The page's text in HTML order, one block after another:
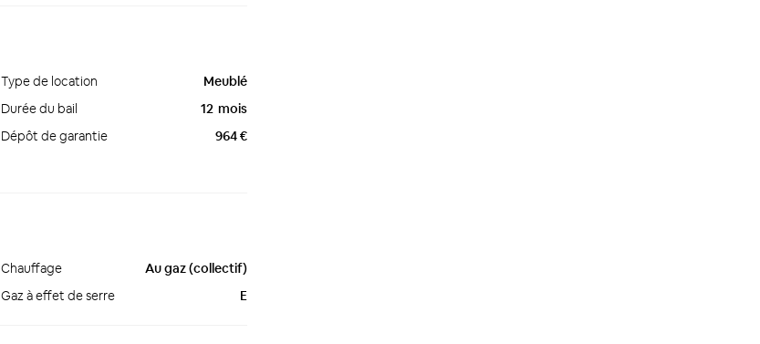
Type de location
Meublé
Durée du bail 12 mois
Dépôt de garantie
964 €
Chauffage
Au gaz (collectif)
Gaz à effet de serre E